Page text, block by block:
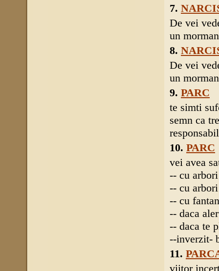
7.
De vei
un
8.
De vei
un
9. PARC
te simti
semn ca
10. PARC
vei avea
-- cu
-- cu
-- cu
-- daca
-- daca te
--inverzit-
11.
viitor